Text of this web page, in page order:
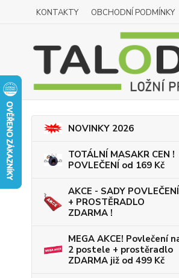
KONTAKTY OBCHODNÍ PODMÍNKY
NOVINKY 2026
TOTÁLNÍ MASAKR CEN !
POVLEČENÍ od 169 Kč
AKCE - SADY POVLEČENÍ
+ PROSTĚRADLO
ZDARMA !
MEGA AKCE! Povlečení
2 postele + prostěradlo
ZDARMA již od 499 Kč